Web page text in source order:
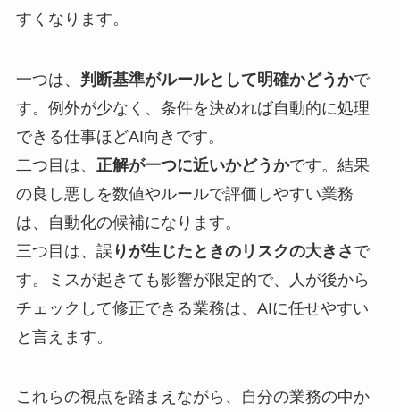
すくなります。
一つは、 判断基準がルールとして明確かどうかで
す。例外が少なく、条件を決めれば自動的に処理
できる仕事ほどAI向きです。
二つ目は、 正解が一つに近いかどうかです。結果
の良し悪しを数値やルールで評価しやすい業務
は、自動化の候補になります。
三つ目は、誤 りが生じたときのリスクの大きさ で
す。ミスが起きても影響が限定的で、人が後から
チェックして修正できる業務は、AIに任せやすい
と言えます。
これらの視点を踏まえながら、自分の業務の中か